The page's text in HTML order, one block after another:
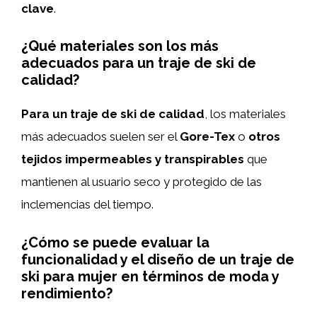
clave.
¿Qué materiales son los más
adecuados para un traje de ski de
calidad?
Para un traje de ski de calidad, los materiales
más adecuados suelen ser el Gore-Tex o otros
tejidos impermeables y transpirables que
mantienen al usuario seco y protegido de las
inclemencias del tiempo.
¿Cómo se puede evaluar la
funcionalidad y el diseño de un traje de
ski para mujer en términos de moda y
rendimiento?